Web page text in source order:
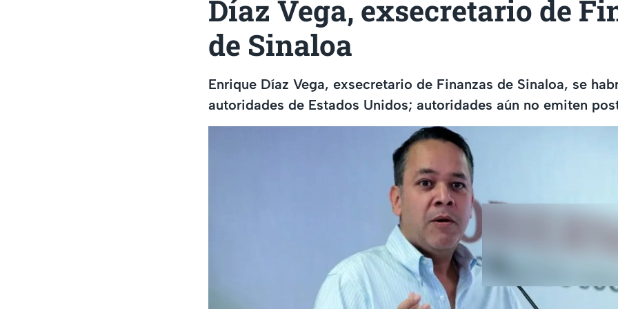
Díaz Vega, exsecretario de
de Sinaloa
Enrique Díaz Vega, exsecretario de Finanzas de Sinaloa, se
autoridades de Estados Unidos; autoridades aún no emiten